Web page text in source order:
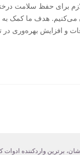
برای حفظ سلامت
می‌کنیم. هدف ما کمک به
و افزایش بهره‌وری در
برترین واردکننده ادوات